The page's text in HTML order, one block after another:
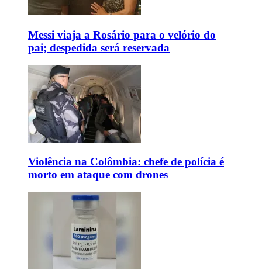
Messi viaja a Rosário para o velório do
pai; despedida será reservada
Violência na Colômbia: chefe de polícia é
morto em ataque com drones